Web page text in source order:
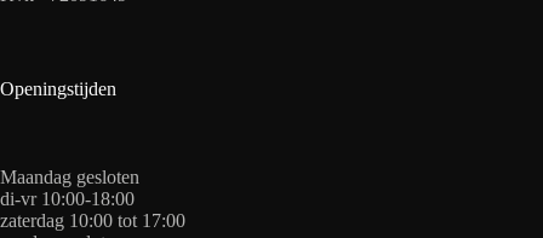
Openingstijden
Maandag gesloten
di-vr 10:00-18:00
zaterdag 10:00 tot 17:00